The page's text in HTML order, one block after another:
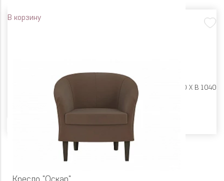
В корзину
Ш 870 X Г 880 X В 1040